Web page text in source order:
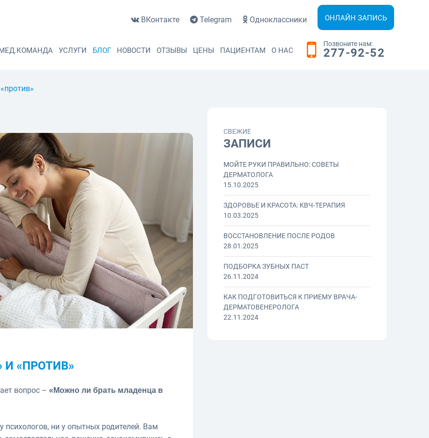
ВКонтакте Telegram Одноклассники ОНЛАЙН ЗАПИСЬ
УСЛУГИ БЛОГ НОВОСТИ ОТЗЫВЫ ЦЕНЫ ПАЦИЕНТАМ О НАС
Позвоните нам:
277-92-52
«ПРОТИВ»
вопрос – «Можно ли брать младенца в
психологов, ни у опытных родителей. Вам
СВЕЖИЕ
ЗАПИСИ
МОЙТЕ РУКИ ПРАВИЛЬНО: СОВЕТЫ
ДЕРМАТОЛОГА
15.10.2025
ЗДОРОВЬЕ И КРАСОТА: КВЧ-ТЕРАПИЯ
10.03.2025
ВОССТАНОВЛЕНИЕ ПОСЛЕ РОДОВ
28.01.2025
ПОДБОРКА ЗУБНЫХ ПАСТ
26.11.2024
КАК ПОДГОТОВИТЬСЯ К ПРИЕМУ ВРАЧА-
ДЕРМАТОВЕНЕРОЛОГА
22.11.2024